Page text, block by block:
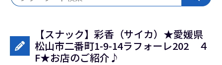
【スナック】彩香（サイカ）★愛媛県
松山市二番町1-9-14ラフォーレ202 ４
F★お店のご紹介♪